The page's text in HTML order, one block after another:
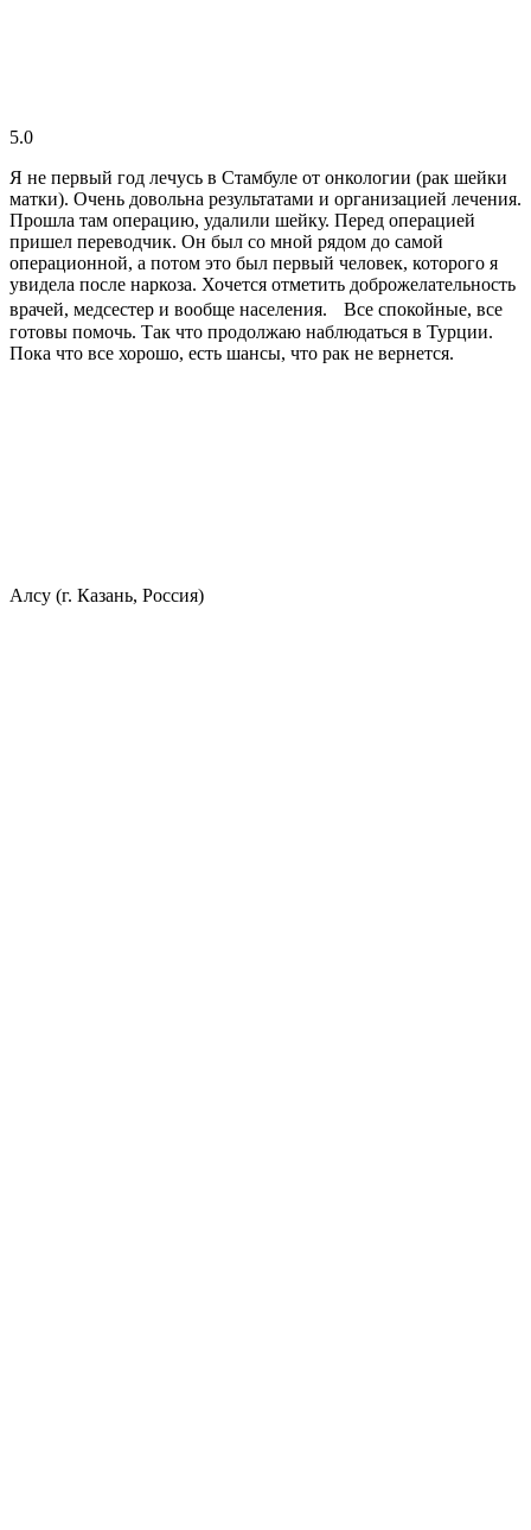
5.0
Я не первый год лечусь в Стамбуле от онкологии (рак шейки
матки). Очень довольна результатами и организацией лечения.
Прошла там операцию, удалили шейку. Перед операцией
пришел переводчик. Он был со мной рядом до самой
операционной, а потом это был первый человек, которого я
увидела после наркоза. Хочется отметить доброжелательность
врачей, медсестер и вообще населения. Все спокойные, все
готовы помочь. Так что продолжаю наблюдаться в Турции.
Пока что все хорошо, есть шансы, что рак не вернется.
Алсу (г. Казань, Россия)